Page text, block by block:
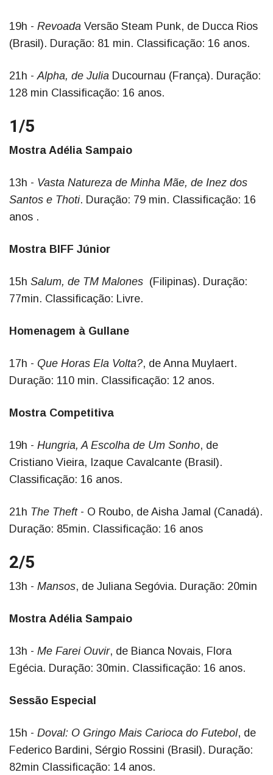
19h - Revoada Versão Steam Punk, de Ducca Rios
(Brasil). Duração: 81 min. Classificação: 16 anos.
21h -Alpha, de Julia Ducournau (França). Duração:
128 min Classificação: 16 anos.
1/5
Mostra Adélia Sampaio
13h - Vasta Natureza de Minha Mãe, de Inez dos
Santos e Thoti. Duração: 79 min. Classificação: 16
anos .
Mostra BIFF Júnior
15h Salum, de TM Malones (Filipinas). Duração:
77min. Classificação: Livre.
Homenagem à Gullane
17h - Que Horas Ela Volta?, de Anna Muylaert.
Duração: 110 min. Classificação: 12 anos.
Mostra Competitiva
19h - Hungria, A Escolha de Um Sonho, de
Cristiano Vieira, Izaque Cavalcante (Brasil).
Classificação: 16 anos.
21h The Theft- O Roubo, de Aisha Jamal (Canadá).
Duração: 85min. Classificação: 16 anos
2/5
13h - Mansos, de Juliana Segóvia. Duração: 20min
Mostra Adélia Sampaio
13h - Me Farei Ouvir, de Bianca Novais, Flora
Egécia. Duração: 30min. Classificação: 16 anos.
Sessão Especial
15h - Doval: O Gringo Mais Carioca do Futebol, de
Federico Bardini, Sérgio Rossini (Brasil). Duração:
82min Classificação: 14 anos.